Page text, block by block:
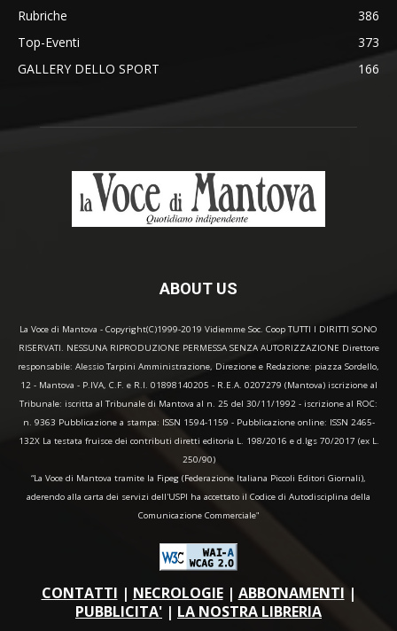
Rubriche
386
Top-Eventi
373
GALLERY DELLO SPORT
166
ABOUT US
La Voce di Mantova - Copyright(C)1999-2019 Vidiemme Soc. Coop TUTTI I DIRITTI SONO
RISERVATI. NESSUNA RIPRODUZIONE PERMESSA SENZA AUTORIZZAZIONE Direttore
responsabile: Alessio Tarpini Amministrazione, Direzione e Redazione: piazza Sordello,
12 - Mantova - P.IVA, C.F. e R.I. 01898140205 - R.E.A. 0207279 (Mantova) iscrizione al
Tribunale: iscritta al Tribunale di Mantova al n. 25 del 30/11/1992 - iscrizione al ROC:
n. 9363 Pubblicazione a stampa: ISSN 1594-1159 - Pubblicazione online: ISSN 2465-
132X La testata fruisce dei contributi diretti editoria L. 198/2016 e d.lgs 70/2017 (ex L.
250/90)
“La Voce di Mantova tramite la Fipeg (Federazione Italiana Piccoli Editori Giornali),
aderendo alla carta dei servizi dell'USPI ha accettato il Codice di Autodisciplina della
Comunicazione Commerciale"
CONTATTI | NECROLOGIE| ABBONAMENTI |
PUBBLICITA' | LA NOSTRA LIBRERIA